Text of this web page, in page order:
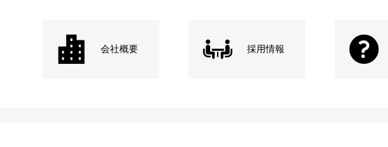
会社概要 採用情報